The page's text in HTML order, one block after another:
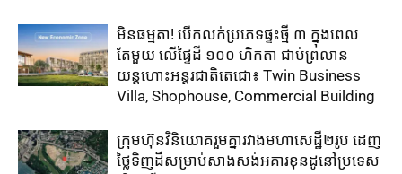
មិនធម្មតា! បើកលក់ប្រភេទផ្ទះថ្មី ៣ ក្នុងពេល
តែមួយ លើផ្ទៃដី ១០០ ហិកតា ​ជាប់​ព្រលាន
យន្តហោះ​អន្តរជាតិតេជោ៖ ​Twin Business
Villa, Shophouse, Commercial Building
ក្រុមហ៊ុន​វិនិយោគ​រួម​គ្នា​រវាង​មហាសេដ្ឋី២រូប ​ដេញ​
ថ្លៃ​ទិញ​ដី​សម្រាប់​សាងសង់​អគារខុនដូ​នៅ​ប្រទេស​